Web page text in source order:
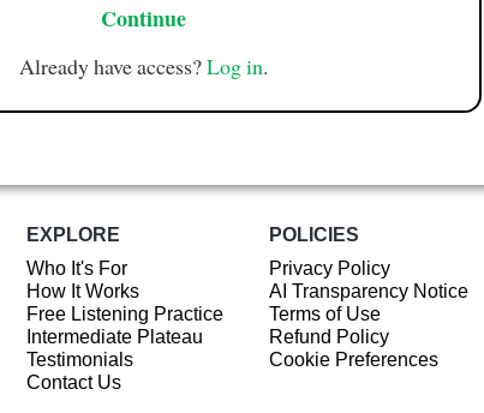
Continue
Already have access?Log in.
EXPLORE
Who It's For
How It Works
Free Listening Practice
Intermediate Plateau
Testimonials
Contact Us
POLICIES
Privacy Policy
AI Transparency Notice
Terms of Use
Refund Policy
Cookie Preferences